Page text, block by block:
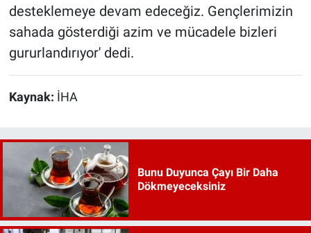
desteklemeye devam edeceğiz. Gençlerimizin
sahada gösterdiği azim ve mücadele bizleri
gururlandırıyor' dedi.
Kaynak: İHA
Bunu Duyunca Çayı Bir Daha
Dökmeyeceksiniz